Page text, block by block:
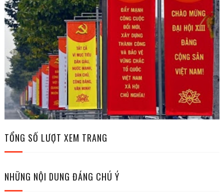
TỔNG SỐ LƯỢT XEM TRANG
NHỮNG NỘI DUNG ĐÁNG CHÚ Ý